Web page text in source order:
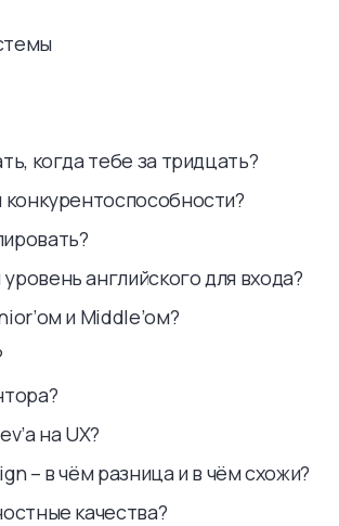
когда тебе за тридцать?
конкурентоспособности?
английского для входа?
и Middle’ом?
на UX?
– в чём разница и в чём схожи?
качества?